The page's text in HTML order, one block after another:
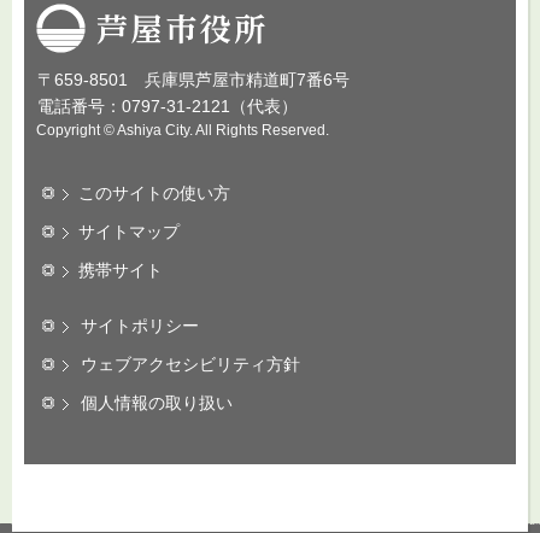
芦屋市役所
〒659-8501 兵庫県芦屋市精道町7番6号
電話番号：0797-31-2121（代表）
Copyright © Ashiya City. All Rights Reserved.
このサイトの使い方
サイトマップ
携帯サイト
サイトポリシー
ウェブアクセシビリティ方針
個人情報の取り扱い